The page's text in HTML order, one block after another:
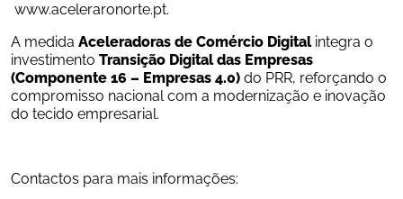
www.aceleraronorte.pt.
A medida Aceleradoras de Comércio Digital integra o
investimento Transição Digital das Empresas
(Componente 16 – Empresas 4.0) do PRR, reforçando o
compromisso nacional com a modernização e inovação
do tecido empresarial.
Contactos para mais informações: